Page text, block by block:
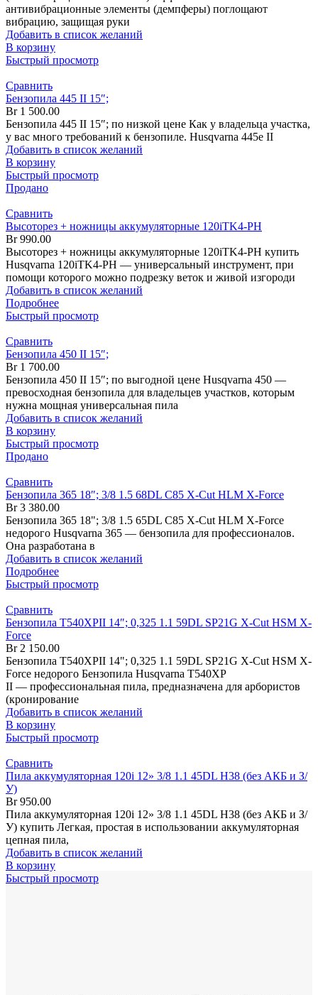
антивибрационные элементы (демпферы) поглощают
вибрацию, защищая руки
Добавить в список желаний
В корзину
Быстрый просмотр
Сравнить
Бензопила 445 II 15″;
Br1 500.00
Бензопила 445 II 15″; по низкой цене Как у владельца участка,
у вас много требований к бензопиле. Husqvarna 445e II
Добавить в список желаний
В корзину
Быстрый просмотр
Продано
Сравнить
Высоторез + ножницы аккумуляторные 120iTK4-PH
Br990.00
Высоторез + ножницы аккумуляторные 120iTK4-PH купить
Husqvarna 120iTK4-PH — универсальный инструмент, при
помощи которого можно подрезку веток и живой изгороди
Добавить в список желаний
Подробнее
Быстрый просмотр
Сравнить
Бензопила 450 II 15″;
Br1 700.00
Бензопила 450 II 15″; по выгодной цене Husqvarna 450 —
превосходная бензопила для владельцев участков, которым
нужна мощная универсальная пила
Добавить в список желаний
В корзину
Быстрый просмотр
Продано
Сравнить
Бензопила 365 18″; 3/8 1.5 68DL C85 X-Cut HLM X-Force
Br3 380.00
Бензопила 365 18"; 3/8 1.5 65DL C85 X-Cut HLM X-Force
недорого Husqvarna 365 — бензопила для профессионалов.
Она разработана в
Добавить в список желаний
Подробнее
Быстрый просмотр
Сравнить
Бензопила T540XPII 14″; 0,325 1.1 59DL SP21G X-Cut HSM X-
Force
Br2 150.00
Бензопила T540XPII 14"; 0,325 1.1 59DL SP21G X-Cut HSM X-
Force недорого Бензопила Husqvarna T540XP
II — профессиональная пила, предназначена для арбористов
(кронирование
Добавить в список желаний
В корзину
Быстрый просмотр
Сравнить
Пила аккумуляторная 120i 12» 3/8 1.1 45DL H38 (без АКБ и З/
У)
Br950.00
Пила аккумуляторная 120i 12» 3/8 1.1 45DL H38 (без АКБ и З/
У) купить Легкая, простая в использовании аккумуляторная
цепная пила,
Добавить в список желаний
В корзину
Быстрый просмотр